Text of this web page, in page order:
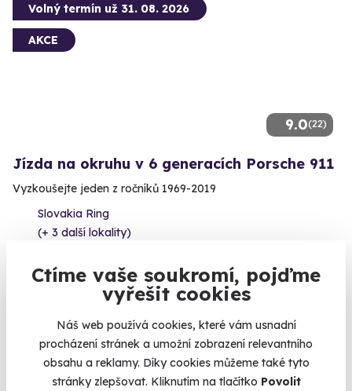
Ctíme vaše soukromí, pojďme
vyřešit cookies
Náš web používá cookies, které vám usnadní
procházení stránek a umožní zobrazení relevantního
obsahu a reklamy. Díky cookies můžeme také tyto
stránky zlepšovat. Kliknutím na tlačítko Povolit
9.0(22)
Volný termín už 31. 08. 2026
AKCE
Jízda na okruhu v 6 generacích Porsche 911
Vyzkoušejte jeden z ročníků 1969-2019
Slovakia Ring
(+ 3 další lokality)
1 790 Kč
Volný termín už 14. 08. 2026